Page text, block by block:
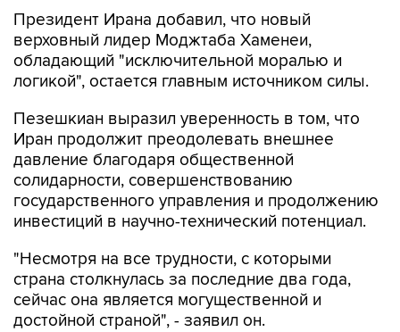
Президент Ирана добавил, что новый
верховный лидер Моджтаба Хаменеи,
обладающий "исключительной моралью и
логикой", остается главным источником силы.
Пезешкиан выразил уверенность в том, что
Иран продолжит преодолевать внешнее
давление благодаря общественной
солидарности, совершенствованию
государственного управления и продолжению
инвестиций в научно-технический потенциал.
"Несмотря на все трудности, с которыми
страна столкнулась за последние два года,
сейчас она является могущественной и
достойной страной", - заявил он.